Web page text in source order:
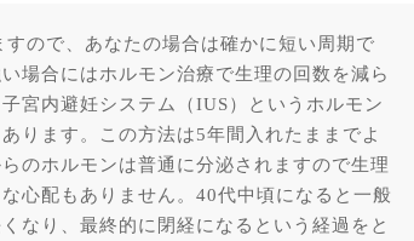
ので、あなたの場合は確かに短い周期で
場合にはホルモン治療で生理の回数を減ら
宮内避妊システム（IUS）というホルモン
ります。この方法は5年間入れたままでよ
のホルモンは普通に分泌されますので生理
心配もありません。40代中頃になると一般
なり、最終的に閉経になるという経過をと